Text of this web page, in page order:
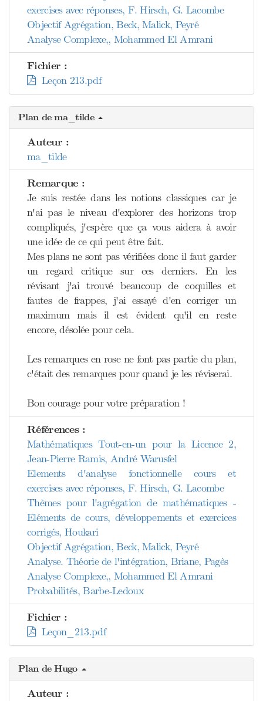
exercises avec réponses, F. Hirsch, G. Lacombe
Objectif Agrégation, Beck, Malick, Peyré
Analyse Complexe,, Mohammed El Amrani
Fichier :
Leçon 213.pdf
Plan de ma_tilde
Auteur :
ma_tilde
Remarque :
Je suis restée dans les notions classiques car je
n'ai pas le niveau d'explorer des horizons trop
compliqués, j'espère que ça vous aidera à avoir
une idée de ce qui peut être fait.
Mes plans ne sont pas vérifiées donc il faut garder
un regard critique sur ces derniers. En les
révisant j'ai trouvé beaucoup de coquilles et
fautes de frappes, j'ai essayé d'en corriger un
maximum mais il est évident qu'il en reste
encore, désolée pour cela.
Les remarques en rose ne font pas partie du plan,
c'était des remarques pour quand je les réviserai.
Bon courage pour votre préparation !
Références :
Mathématiques Tout-en-un pour la Licence 2,
Jean-Pierre Ramis, André Warusfel
Elements d'analyse fonctionnelle cours et
exercises avec réponses, F. Hirsch, G. Lacombe
Thèmes pour l'agrégation de mathématiques -
Eléments de cours, développements et exercices
corrigés, Houkari
Objectif Agrégation, Beck, Malick, Peyré
Analyse. Théorie de l'intégration, Briane, Pagès
Analyse Complexe,, Mohammed El Amrani
Probabilités, Barbe-Ledoux
Fichier :
Leçon_213.pdf
Plan de Hugo
Auteur :